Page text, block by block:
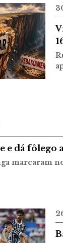
e dá fôlego
marcaram